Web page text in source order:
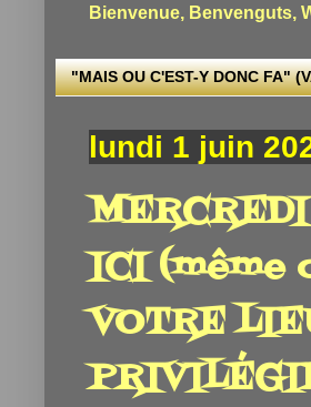
Bienvenue, Benvenguts,
"MAIS OU C'EST-Y DONC FA"
lundi 1 juin
ICI (même
VOTRE